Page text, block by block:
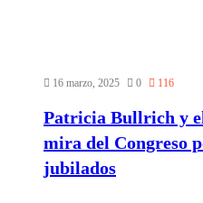
16 marzo, 2025 0 116
Patricia Bullrich y
mira del Congreso
jubilados